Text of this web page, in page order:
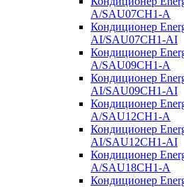
A/SAU07CH1-A
Кондиционер
AI/SAU07CH1-AI
Кондиционер
A/SAU09CH1-A
Кондиционер
AI/SAU09CH1-AI
Кондиционер
A/SAU12CH1-A
Кондиционер
AI/SAU12CH1-AI
Кондиционер
A/SAU18CH1-A
Кондиционер